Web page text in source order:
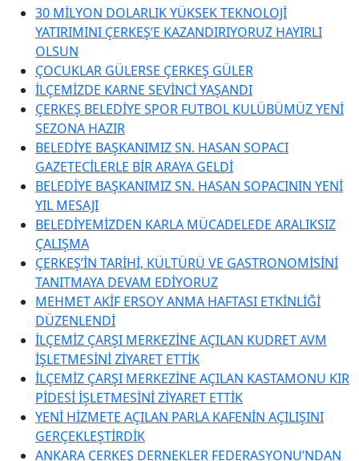
30 MİLYON DOLARLIK YÜKSEK TEKNOLOJİ
YATIRIMINI ÇERKEŞ’E KAZANDIRIYORUZ HAYIRLI
OLSUN
ÇOCUKLAR GÜLERSE ÇERKEŞ GÜLER
İLÇEMİZDE KARNE SEVİNCİ YAŞANDI
ÇERKEŞ BELEDİYE SPOR FUTBOL KULÜBÜMÜZ YENİ
SEZONA HAZIR
BELEDİYE BAŞKANIMIZ SN. HASAN SOPACI
GAZETECİLERLE BİR ARAYA GELDİ
BELEDİYE BAŞKANIMIZ SN. HASAN SOPACININ YENİ
YIL MESAJI
BELEDİYEMİZDEN KARLA MÜCADELEDE ARALIKSIZ
ÇALIŞMA
ÇERKEŞ’İN TARİHİ, KÜLTÜRÜ VE GASTRONOMİSİNİ
TANITMAYA DEVAM EDİYORUZ
MEHMET AKİF ERSOY ANMA HAFTASI ETKİNLİĞİ
DÜZENLENDİ
İLÇEMİZ ÇARŞI MERKEZİNE AÇILAN KUDRET AVM
İŞLETMESİNİ ZİYARET ETTİK
İLÇEMİZ ÇARŞI MERKEZİNE AÇILAN KASTAMONU KIR
PİDESİ İŞLETMESİNİ ZİYARET ETTİK
YENİ HİZMETE AÇILAN PARLA KAFENİN AÇILIŞINI
GERÇEKLEŞTİRDİK
ANKARA ÇERKEŞ DERNEKLER FEDERASYONU’NDAN